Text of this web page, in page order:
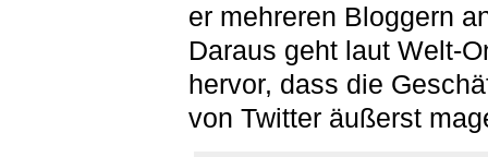
er mehreren Bloggern
Daraus geht laut Welt-
hervor, dass die
von Twitter äußerst